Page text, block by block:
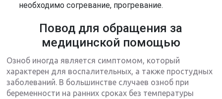
необходимо согревание, прогревание.
Повод для обращения за
медицинской помощью
Озноб иногда является симптомом, который
характерен для воспалительных, а также простудных
заболеваний. В большинстве случаев озноб при
беременности на ранних сроках без температуры